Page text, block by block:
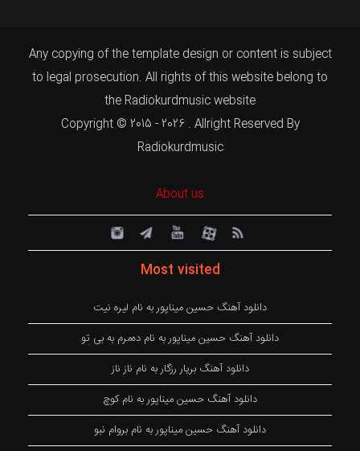
Any copying of the template design or content is subject
to legal prosecution. All rights of this website belong to
the Radiokurdmusic website
Copyright © 2015 - 2026 . Allright Reserved By
Radiokurdmusic
About us
Most visited
دانلود آهنگ حسین میناپور به نام لیره نیت
دانلود آهنگ حسین میناپور به نام دەمرم بە بی تو
دانلود آهنگ بریار رزگار به نام ناز ناز
دانلود آهنگ حسین میناپور به نام کوچ
دانلود آهنگ حسین میناپور به نام بروام نبو